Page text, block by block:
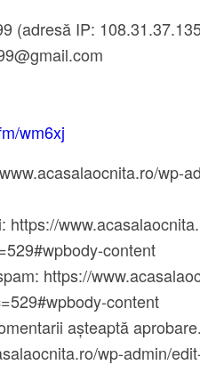
(adresă IP:
wm6xj
wp-
https://
content
https://
content
așteaptă
wp-admin/